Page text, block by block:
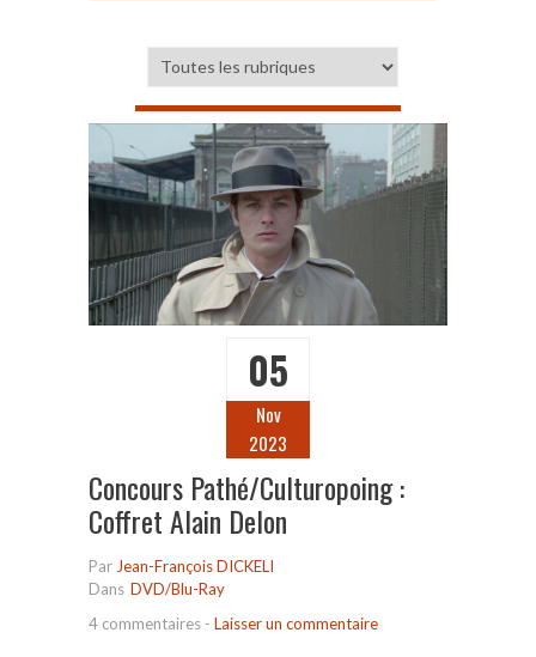
05
Nov
2023
Concours Pathé/Culturopoing :
Coffret Alain Delon
Par Jean-François DICKELI
Dans DVD/Blu-Ray
4 commentaires - Laisser un commentaire